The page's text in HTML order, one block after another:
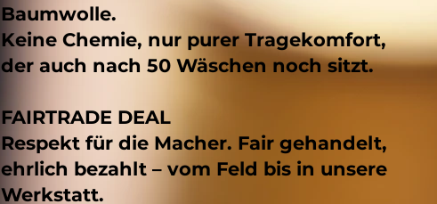
Baumwolle.
Keine Chemie, nur purer Tragekomfort,
der auch nach 50 Wäschen noch sitzt.
FAIRTRADE DEAL
Respekt für die Macher. Fair gehandelt,
ehrlich bezahlt – vom Feld bis in unsere
Werkstatt.